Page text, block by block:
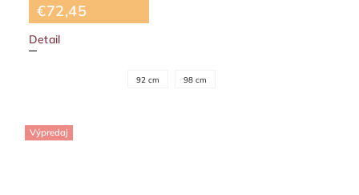
€72,45
Detail
92 cm 98 cm
Výpredaj